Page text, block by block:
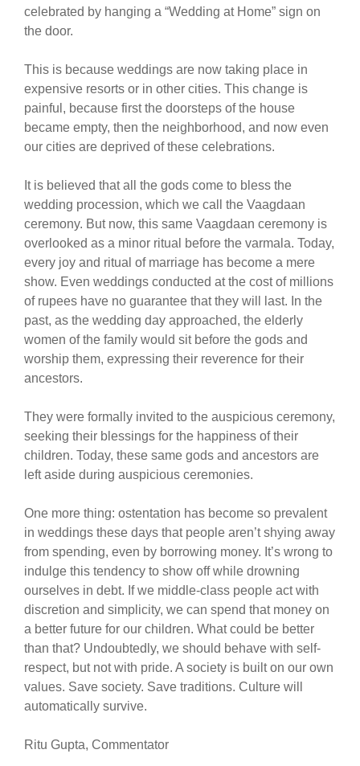
celebrated by hanging a “Wedding at Home” sign on
the door.
This is because weddings are now taking place in
expensive resorts or in other cities. This change is
painful, because first the doorsteps of the house
became empty, then the neighborhood, and now even
our cities are deprived of these celebrations.
It is believed that all the gods come to bless the
wedding procession, which we call the Vaagdaan
ceremony. But now, this same Vaagdaan ceremony is
overlooked as a minor ritual before the varmala. Today,
every joy and ritual of marriage has become a mere
show. Even weddings conducted at the cost of millions
of rupees have no guarantee that they will last. In the
past, as the wedding day approached, the elderly
women of the family would sit before the gods and
worship them, expressing their reverence for their
ancestors.
They were formally invited to the auspicious ceremony,
seeking their blessings for the happiness of their
children. Today, these same gods and ancestors are
left aside during auspicious ceremonies.
One more thing: ostentation has become so prevalent
in weddings these days that people aren’t shying away
from spending, even by borrowing money. It’s wrong to
indulge this tendency to show off while drowning
ourselves in debt. If we middle-class people act with
discretion and simplicity, we can spend that money on
a better future for our children. What could be better
than that? Undoubtedly, we should behave with self-
respect, but not with pride. A society is built on our own
values. Save society. Save traditions. Culture will
automatically survive.
Ritu Gupta, Commentator